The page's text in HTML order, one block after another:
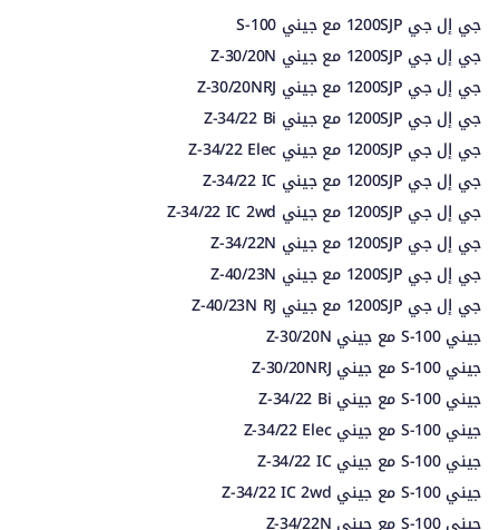
جي إل جي 1200SJP مع جيني S-100
جي إل جي 1200SJP مع جيني Z-30/20N
جي إل جي 1200SJP مع جيني Z-30/20NRJ
جي إل جي 1200SJP مع جيني Z-34/22 Bi
جي إل جي 1200SJP مع جيني Z-34/22 Elec
جي إل جي 1200SJP مع جيني Z-34/22 IC
جي إل جي 1200SJP مع جيني Z-34/22 IC 2wd
جي إل جي 1200SJP مع جيني Z-34/22N
جي إل جي 1200SJP مع جيني Z-40/23N
جي إل جي 1200SJP مع جيني Z-40/23N RJ
جيني S-100 مع جيني Z-30/20N
جيني S-100 مع جيني Z-30/20NRJ
جيني S-100 مع جيني Z-34/22 Bi
جيني S-100 مع جيني Z-34/22 Elec
جيني S-100 مع جيني Z-34/22 IC
جيني S-100 مع جيني Z-34/22 IC 2wd
جيني S-100 مع جيني Z-34/22N